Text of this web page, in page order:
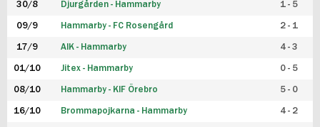
30/8 Djurgården - Hammarby 1 - 5
09/9 Hammarby - FC Rosengård 2 - 1
17/9 AIK - Hammarby 4 - 3
01/10 Jitex - Hammarby 0 - 5
08/10 Hammarby - KIF Örebro 5 - 0
16/10 Brommapojkarna - Hammarby 4 - 2